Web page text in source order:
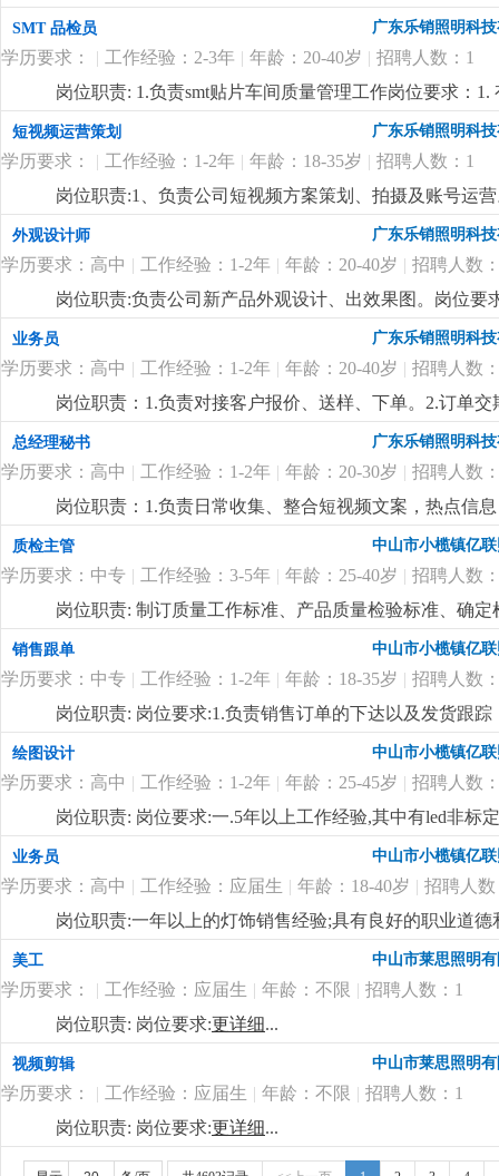
开发。岗位要求:1.3年以上室内照明设计经验，熟练使
台灯、壁灯、办公线条灯、洗墙灯等设计开发业务熟练
更详细...
SMT 品检员 广东乐销照明科
学历要求： | 工作经验：2-3年 | 年龄：20-40岁 | 招聘人数：1
岗位职责: 1.负责smt贴片车间质量管理工作岗位要求：
片、焊接、回流焊等核心流程，熟悉 smt 产品（pcb 板
错贴、漏贴、虚焊、连锡、元器件偏移、极性反置等常
备，显微镜、万用表、示波器、aoi（自动光学检测）
公司出粮准时，包吃、包住，绩效奖、年终奖，月休2天
短视频运营策划 广东乐销照明科
学历要求： | 工作经验：1-2年 | 年龄：18-35岁 | 招聘人数：1
岗位职责:1、负责公司短视频方案策划、拍摄及账号运
然流量。能独立运营和维护公司旗下抖音及其他短视频
曝光度和知名度。2、参与视频内容策划、选题、脚本
向，善于捕捉当下热门视频、热点事件，结合品牌特性
体验。5、1-3年新媒体运营经验，熟悉短视频平台运营
捉新事物，思想跳跃的应届毕业生也可！7、公司福利
年终奖等。
外观设计师 广东乐销照明科
学历要求：高中 | 工作经验：1-2年 | 年龄：20-40岁 | 招聘人数
岗位职责:负责公司新产品外观设计、出效果图。岗位要
的构思、创新能力。2.工作认真负责，有团队精神，服
议。
业务员 广东乐销照明科
学历要求：高中 | 工作经验：1-2年 | 年龄：20-40岁 | 招聘人数
岗位职责：1.负责对接客户报价、送样、下单。2.订单
时上门拜访客户，维系客户关系。任职要求：男,18-35
际、公关能力和抗压能力。公司客户资源稳定，待遇面
总经理秘书 广东乐销照明科
学历要求：高中 | 工作经验：1-2年 | 年龄：20-30岁 | 招聘人数
岗位职责：1.负责日常收集、整合短视频文案，热点信
司合作的短视频运营公司作为合格的拍摄文案。2.负责
要求18~30岁，熟练使用基础办公软件、会用ai软件找
收集能力，有较强的上进心和学习能力，服从安排。3.
绩效奖，社保，公费学习更详细...
质检主管 中山市小榄镇亿
学历要求：中专 | 工作经验：3-5年 | 年龄：25-40岁 | 招聘人数
岗位职责: 制订质量工作标准、产品质量检验标准、确
全过程的质量管理工作，对所承担的工作负责；岗位要
货、索赔等异常处理，组织相关部门调查、分析协调各
料、半成品、成品的抽检及产线上的操作工艺流程进行
领导交代的各项工作任务；更详细...
销售跟单 中山市小榄镇亿
学历要求：中专 | 工作经验：1-2年 | 年龄：18-35岁 | 招聘人数
岗位职责: 岗位要求:1.负责销售订单的下达以及发货跟
账款的回收跟进；4.负责客户投诉的信息接口传递工作
更新维护等等；
绘图设计 中山市小榄镇亿
学历要求：高中 | 工作经验：1-2年 | 年龄：25-45岁 | 招聘人数
岗位职责: 岗位要求:一.5年以上工作经验,其中有led非标
pro/e或solidworks等相关设计软件。4.认识灯具制作流
势,能够自立完成电子或者结构设计;5.具有良好的交流
际关系良好,听从管理顾全大局;主要负责新产品项目的
有需求的人士，欢迎加入我们的团队！更详细...
业务员 中山市小榄镇亿
学历要求：高中 | 工作经验：应届生 | 年龄：18-40岁 | 招聘人数
岗位职责:一年以上的灯饰销售经验;具有良好的职业道
通，具有良好的市场开发能力，熟悉电脑操作及相关软
美工 中山市莱思照明
学历要求： | 工作经验：应届生 | 年龄：不限 | 招聘人数：1
岗位职责: 岗位要求:更详细...
视频剪辑 中山市莱思照明
学历要求： | 工作经验：应届生 | 年龄：不限 | 招聘人数：1
岗位职责: 岗位要求:更详细...